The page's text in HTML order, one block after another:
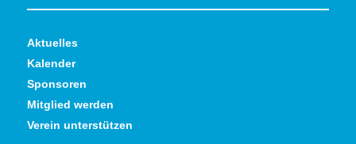
Aktuelles
Kalender
Sponsoren
Mitglied werden
Verein unterstützen